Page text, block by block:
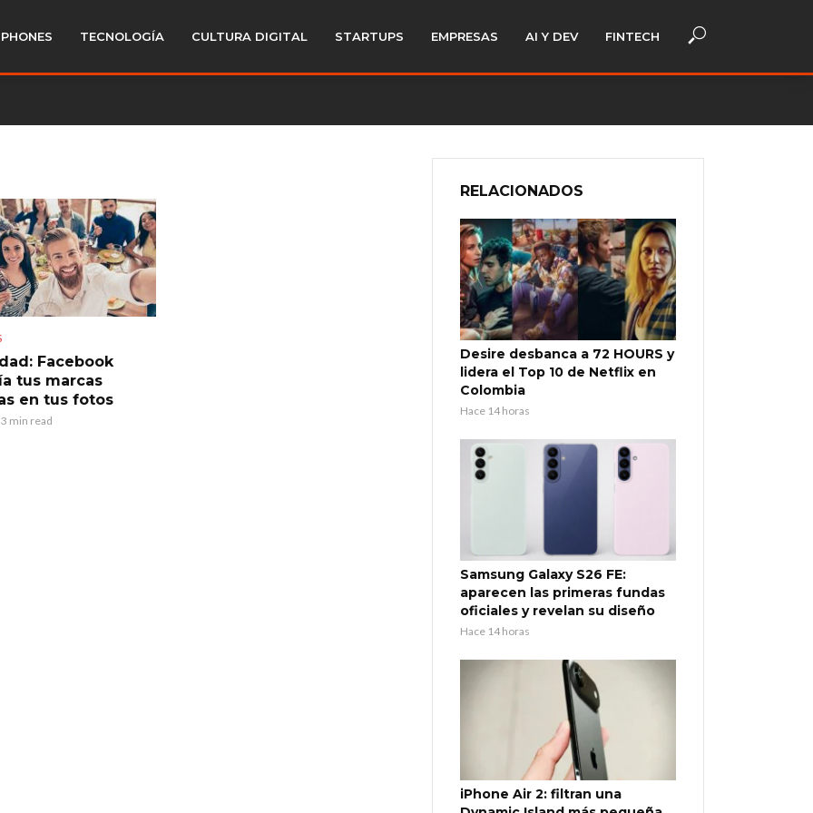
TECNOLOGÍA CULTURA DIGITAL STARTUPS EMPRESAS AI Y DEV FINTECH
Facebook
tus marcas
en tus fotos
3 min read
RELACIONADOS
Desire desbanca a 72 HOURS y
lidera el Top 10 de Netflix en
Colombia
Hace 14 horas
Samsung Galaxy S26 FE:
aparecen las primeras fundas
oficiales y revelan su diseño
Hace 14 horas
iPhone Air 2: filtran una